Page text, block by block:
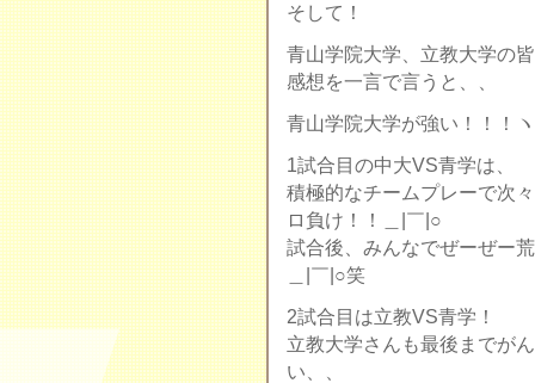
そして！
青山学院大学、立教大学の
感想を一言で言うと、、
青山学院大学が強い！！！
1試合目の中大VS青学は、
積極的なチームプレーで次
ロ負け！！＿|￣|○
試合後、みんなでぜーぜー
＿|￣|○笑
2試合目は立教VS青学！
立教大学さんも最後までが
い、、